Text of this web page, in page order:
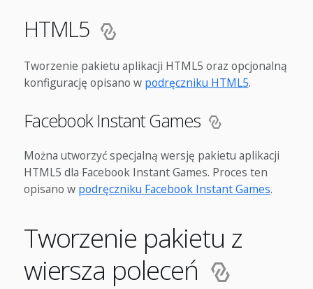
HTML5
Tworzenie pakietu aplikacji HTML5 oraz opcjonalną
konfigurację opisano w podręczniku HTML5.
Facebook Instant Games
Można utworzyć specjalną wersję pakietu aplikacji
HTML5 dla Facebook Instant Games. Proces ten
opisano w podręczniku Facebook Instant Games.
Tworzenie pakietu z
wiersza poleceń